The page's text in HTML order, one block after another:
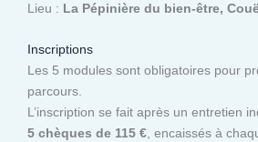
Lieu : La Pépinière du bien-être,
Inscriptions
Les 5 modules sont obligatoires pour
parcours.
L’inscription se fait après un entretien
5 chèques de 115 €, encaissés à